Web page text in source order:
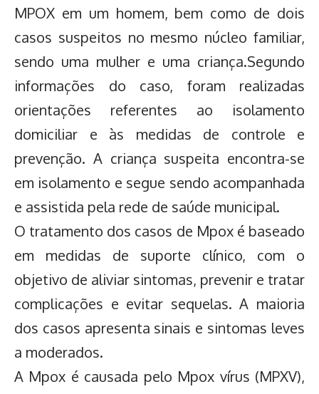
MPOX em um homem, bem como de dois
casos suspeitos no mesmo núcleo familiar,
sendo uma mulher e uma criança.Segundo
informações do caso, foram realizadas
orientações referentes ao isolamento
domiciliar e às medidas de controle e
prevenção. A criança suspeita encontra-se
em isolamento e segue sendo acompanhada
e assistida pela rede de saúde municipal.
O tratamento dos casos de Mpox é baseado
em medidas de suporte clínico, com o
objetivo de aliviar sintomas, prevenir e tratar
complicações e evitar sequelas. A maioria
dos casos apresenta sinais e sintomas leves
a moderados.
A Mpox é causada pelo Mpox vírus (MPXV),